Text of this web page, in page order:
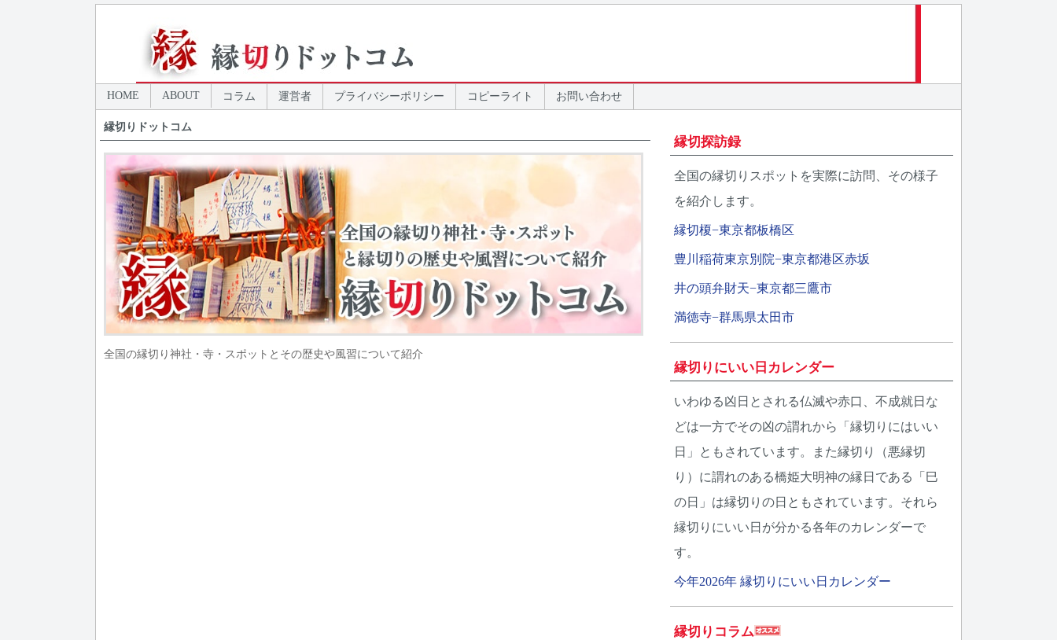
縁切りドットコム
全国の縁切り神社・寺・スポットとその歴史や風習について紹介
縁切探訪録
全国の縁切りスポットを実際に訪問、その様子
を紹介します。
縁切榎−東京都板橋区
豊川稲荷東京別院−東京都港区赤坂
井の頭弁財天−東京都三鷹市
満徳寺−群馬県太田市
縁切りにいい日カレンダー
いわゆる凶日とされる仏滅や赤口、不成就日な
どは一方でその凶の謂れから「縁切りにはいい
日」ともされています。また縁切り（悪縁切
り）に謂れのある橋姫大明神の縁日である「巳
の日」は縁切りの日ともされています。それら
縁切りにいい日が分かる各年のカレンダーで
す。
今年2026年 縁切りにいい日カレンダー
縁切りコラム
HOME ABOUT コラム 運営者 プライバシーポリシー コピーライト お問い合わせ